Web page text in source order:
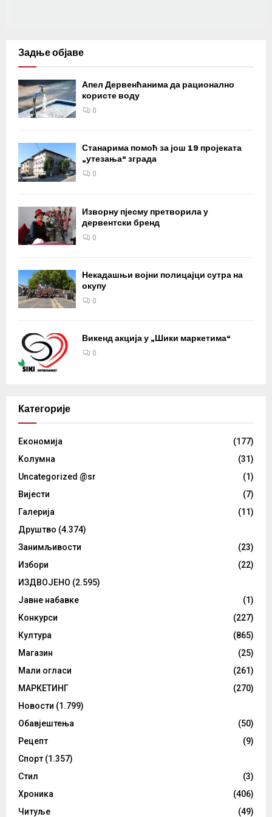
Задње објаве
Апел Дервенћанима да рационално
користе воду
0
Станарима помоћ за још 19 пројеката
„утезања“ зграда
0
Изворну пјесму претворила у
дервентски бренд
0
Некадашњи војни полицајци сутра на
окупу
0
Викенд акција у „Шики маркетима“
0
Категорије
Eкономија
(177)
Kолумнa
(31)
Uncategorized @sr
(1)
Вијести
(7)
Галерија
(11)
Друштво (4.374)
Занимљивости
(23)
Избори
(22)
ИЗДВОЈЕНО (2.595)
Јавне набавке
(1)
Конкурси
(227)
Култура
(865)
Магазин
(25)
Мали огласи
(261)
МАРКЕТИНГ
(270)
Новости (1.799)
Обавјештења
(50)
Рецепт
(9)
Спорт (1.357)
Стил
(3)
Хроника
(406)
Читуље
(49)